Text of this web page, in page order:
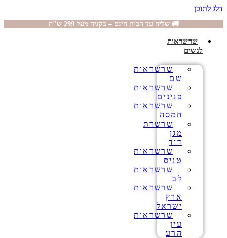
דלג לתוכן
🚚 שליח עד הבית חינם – בקניה מעל 299 ש"ח
שרשראות
לנשים
שרשראות
שם
שרשראות
פנינים
שרשראות
חמסה
שרשרת
מגן
דוד
שרשראות
טניס
שרשראות
לב
שרשראות
ארץ
ישראל
שרשראות
עין
הרע